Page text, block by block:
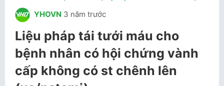
YHOVN 3 năm trước
Liệu pháp tái tưới máu cho
bệnh nhân có hội chứng vành
cấp không có st chênh lên